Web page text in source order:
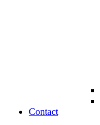
Contact